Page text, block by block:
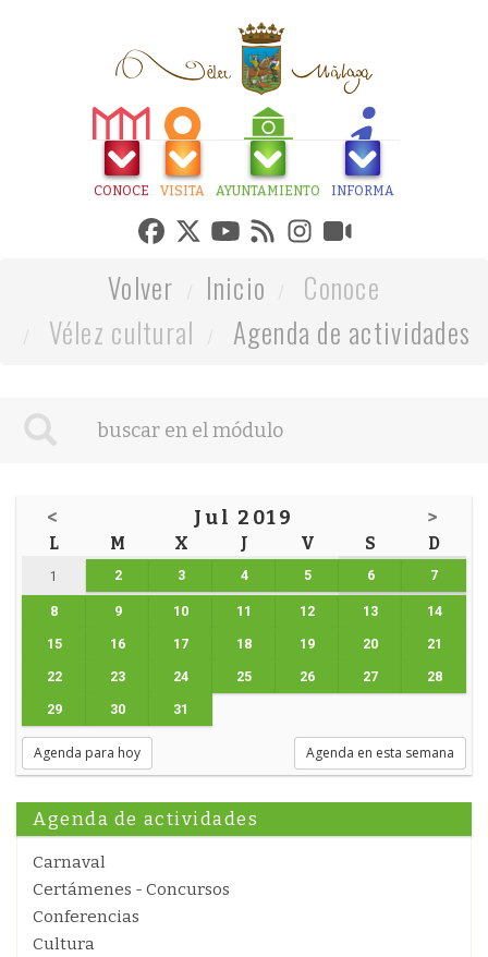
CONOCE VISITA AYUNTAMIENTO INFORMA
Volver Inicio
Conoce
Vélez cultural
Agenda de actividades
< Jul 2019 >
L M X J V S D
1 2 3 4 5 6 7
8 9 10 11 12 13 14
15 16 17 18 19 20 21
22 23 24 25 26 27 28
29 30 31
Agenda para hoy Agenda en esta semana
Agenda de actividades
Carnaval
Certámenes - Concursos
Conferencias
Cultura